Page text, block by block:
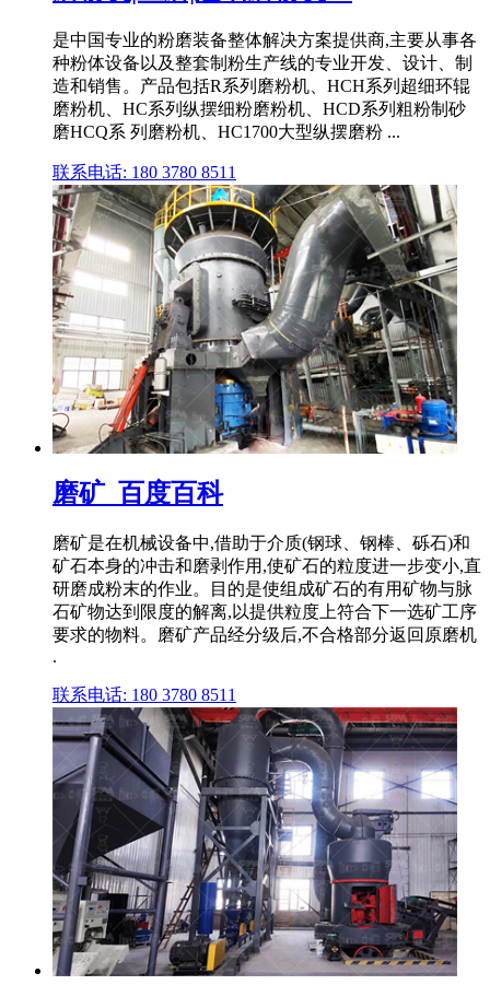
是中国专业的粉磨装备整体解决方案提供商,主要从事各
种粉体设备以及整套制粉生产线的专业开发、设计、制
造和销售。产品包括R系列磨粉机、HCH系列超细环辊
磨粉机、HC系列纵摆细粉磨粉机、HCD系列粗粉制砂
磨HCQ系 列磨粉机、HC1700大型纵摆磨粉 ...
联系电话: 180 3780 8511
磨矿_百度百科
磨矿是在机械设备中,借助于介质(钢球、钢棒、砾石)和
矿石本身的冲击和磨剥作用,使矿石的粒度进一步变小,直
研磨成粉末的作业。目的是使组成矿石的有用矿物与脉
石矿物达到限度的解离,以提供粒度上符合下一选矿工序
要求的物料。磨矿产品经分级后,不合格部分返回原磨机
.
联系电话: 180 3780 8511